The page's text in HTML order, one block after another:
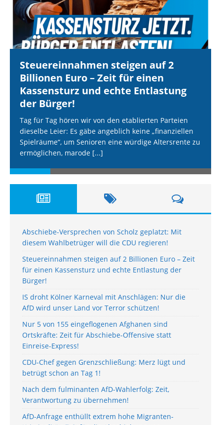
Steuereinnahmen steigen auf 2
Billionen Euro – Zeit für einen
Kassensturz und echte Entlastung
der Bürger!
Tag für Tag hören wir von den etablierten Parteien
dieselbe Leier: Es gäbe angeblich keine „finanziellen
Spielräume“, um Senioren eine würdige Altersrente zu
ermöglichen, marode [...]
Abschiebe-Versprechen von Scholz geplatzt: Mit
diesem Wahlbetrüger will die CDU regieren!
Steuereinnahmen steigen auf 2 Billionen Euro – Zeit
für einen Kassensturz und echte Entlastung der
Bürger!
IS droht Kölner Karneval mit Anschlägen: Nur die
AfD wird unser Land vor Terror schützen!
Nur 5 von 155 eingeflogenen Afghanen sind
Ortskräfte: Zeit für Abschiebe-Offensive statt
Einreise-Express!
CDU-Chef gegen Grenzschließung: Merz lügt und
betrügt schon an Tag 1!
Nach dem fulminanten AfD-Wahlerfolg: Zeit,
Verantwortung zu übernehmen!
AfD-Anfrage enthüllt extrem hohe Migranten-